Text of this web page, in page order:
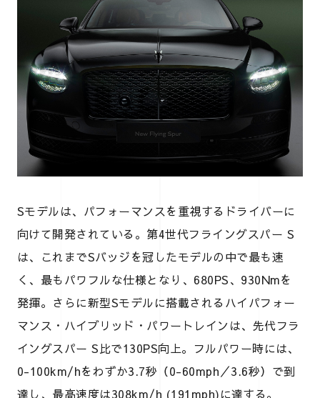
Sモデルは、パフォーマンスを重視するドライバーに
向けて開発されている。第4世代フライングスパー S
は、これまでSバッジを冠したモデルの中で最も速
く、最もパワフルな仕様となり、680PS、930Nmを
発揮。さらに新型Sモデルに搭載されるハイパフォー
マンス・ハイブリッド・パワートレインは、先代フラ
イングスパー S比で130PS向上。フルパワー時には、
0-100km/hをわずか3.7秒（0-60mph／3.6秒）で到
達し、最高速度は308km/h (191mph)に達する。